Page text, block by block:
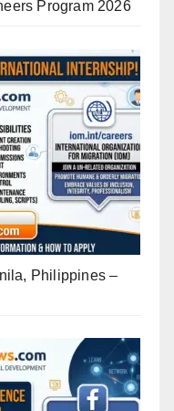
Program 2026
Philippines –